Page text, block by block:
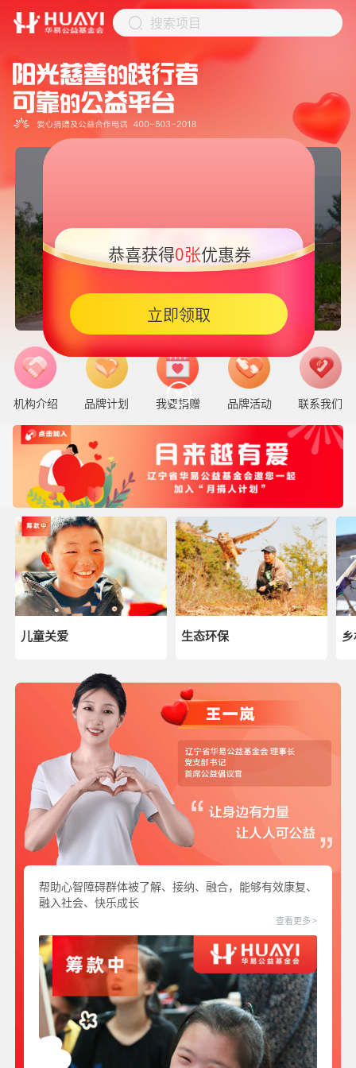
搜索项目
05:45
机构介绍 品牌计划 我要捐赠 品牌活动 联系我们
儿童关爱 生态环保
帮助心智障碍群体被了解、接纳、融合，能够有效康复、
融入社会、快乐成长
查看更多 >
恭喜获得0张优惠券
立即领取